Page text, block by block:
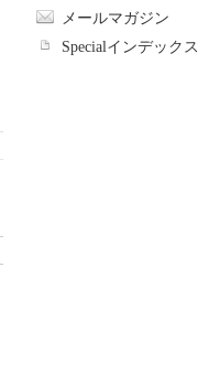
メールマガジン
Specialインデックス